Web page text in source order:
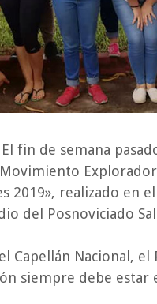
El fin de semana
2019», realizado en
del Posnoviciado
Nacional, el
siempre debe